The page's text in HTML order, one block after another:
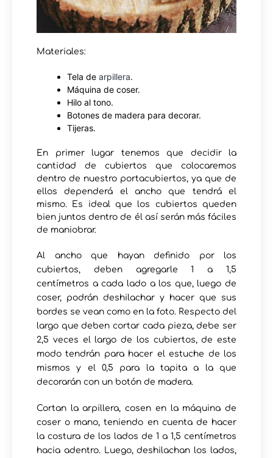
Materiales:
Tela de arpillera.
Máquina de coser.
Hilo al tono.
Botones de madera para decorar.
Tijeras.
En primer lugar tenemos que decidir la
cantidad de cubiertos que colocaremos
dentro de nuestro portacubiertos, ya que de
ellos dependerá el ancho que tendrá el
mismo. Es ideal que los cubiertos queden
bien juntos dentro de él así serán más fáciles
de maniobrar.
Al ancho que hayan definido por los
cubiertos, deben agregarle 1 a 1,5
centímetros a cada lado a los que, luego de
coser, podrán deshilachar y hacer que sus
bordes se vean como en la foto. Respecto del
largo que deben cortar cada pieza, debe ser
2,5 veces el largo de los cubiertos, de este
modo tendrán para hacer el estuche de los
mismos y el 0,5 para la tapita a la que
decorarán con un botón de madera.
Cortan la arpillera, cosen en la máquina de
coser o mano, teniendo en cuenta de hacer
la costura de los lados de 1 a 1,5 centímetros
hacia adentro. Luego, deshilachan los lados,